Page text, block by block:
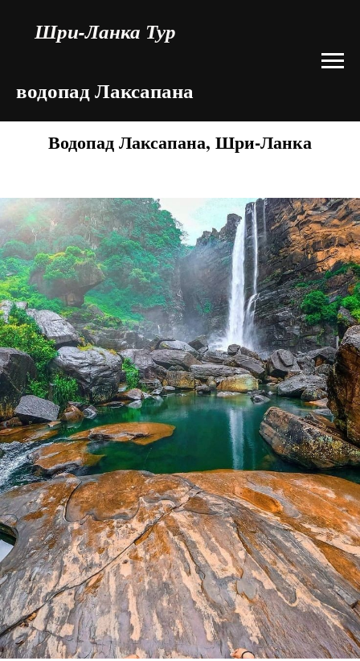
Шри-Ланка Тур
водопад Лаксапана
Водопад Лаксапана, Шри-Ланка